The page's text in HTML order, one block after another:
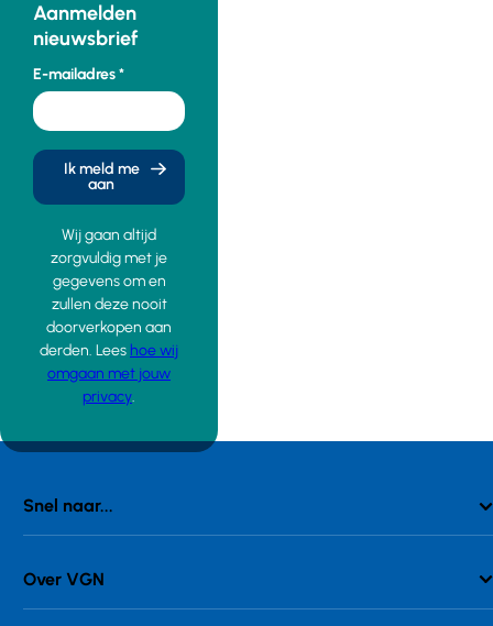
Aanmelden
nieuwsbrief
E-mailadres
Ik meld me
aan
Wij gaan altijd
zorgvuldig met je
gegevens om en
zullen deze nooit
doorverkopen aan
derden. Lees hoe wij
omgaan met jouw
privacy.
Snel naar...
Over VGN